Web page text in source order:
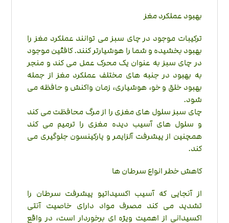
بهبود عملکرد مغز
ترکیبات موجود در چای سبز می توانند عملکرد مغز را
بهبود بخشیده و شما را هوشیارتر کنند. کافئین موجود
در چای سبز به عنوان یک محرک عمل می کند و منجر
به بهبود در جنبه های مختلف عملکرد مغز از جمله
بهبود خلق و خو، هوشیاری، زمان واکنش و حافظه می
شود.
چای سبز سلول های مغزی را از مرگ محافظت می كند
و سلول های آسیب دیده مغزی را ترمیم می كند
همچنین از پیشرفت آلزایمر و پارکینسون جلوگیری می
کند.
کاهش خطر انواع سرطان ها
از آنجایی که آسیب اکسیداتیو پیشرفت سرطان را
تشدید می کند مصرف مواد دارای خاصیت آنتی
اکسیدانی از اهمیت ویژه ای برخوردار است، در واقع